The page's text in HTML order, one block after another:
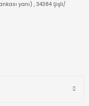
yanı) , 34384 Şişli/